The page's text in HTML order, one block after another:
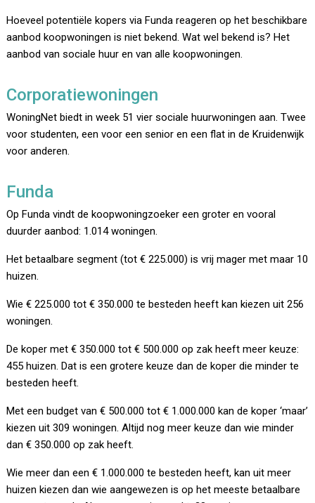
Hoeveel potentiële kopers via Funda reageren op het beschikbare
aanbod koopwoningen is niet bekend. Wat wel bekend is? Het
aanbod van sociale huur en van alle koopwoningen.
Corporatiewoningen
WoningNet biedt in week 51 vier sociale huurwoningen aan. Twee
voor studenten, een voor een senior en een flat in de Kruidenwijk
voor anderen.
Funda
Op Funda vindt de koopwoningzoeker een groter en vooral
duurder aanbod: 1.014 woningen.
Het betaalbare segment (tot € 225.000) is vrij mager met maar 10
huizen.
Wie € 225.000 tot € 350.000 te besteden heeft kan kiezen uit 256
woningen.
De koper met € 350.000 tot € 500.000 op zak heeft meer keuze:
455 huizen. Dat is een grotere keuze dan de koper die minder te
besteden heeft.
Met een budget van € 500.000 tot € 1.000.000 kan de koper ‘maar’
kiezen uit 309 woningen. Altijd nog meer keuze dan wie minder
dan € 350.000 op zak heeft.
Wie meer dan een € 1.000.000 te besteden heeft, kan uit meer
huizen kiezen dan wie aangewezen is op het meeste betaalbare